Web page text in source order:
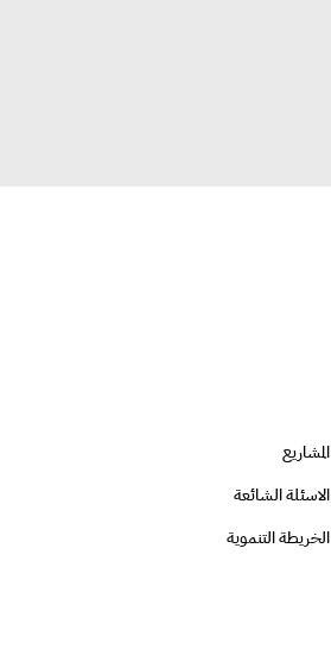
المشاريع
الاسئلة الشائعة
الخريطة التنموية